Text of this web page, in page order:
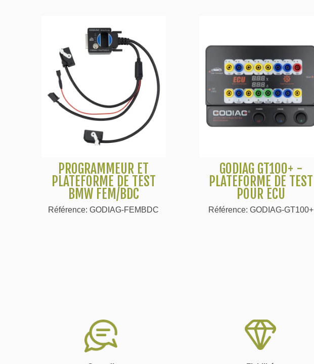
Voir plus
PROGRAMMEUR ET
PLATEFORME DE TEST
BMW FEM/BDC
Référence: GODIAG-FEMBDC
Voir plus
GODIAG GT100+ -
PLATEFORME DE TEST
POUR ECU
Référence: GODIAG-GT100+